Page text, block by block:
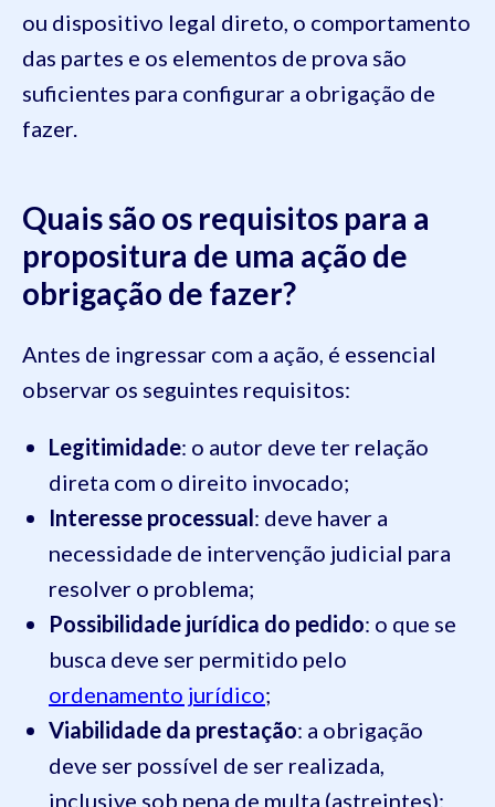
ou dispositivo legal direto, o comportamento
das partes e os elementos de prova são
suficientes para configurar a obrigação de
fazer.
Quais são os requisitos para a
propositura de uma ação de
obrigação de fazer?
Antes de ingressar com a ação, é essencial
observar os seguintes requisitos:
Legitimidade: o autor deve ter relação
direta com o direito invocado;
Interesse processual: deve haver a
necessidade de intervenção judicial para
resolver o problema;
Possibilidade jurídica do pedido: o que se
busca deve ser permitido pelo
ordenamento jurídico;
Viabilidade da prestação: a obrigação
deve ser possível de ser realizada,
inclusive sob pena de multa (astreintes);